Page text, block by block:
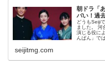
朝ドラ「
バい！過
どうもSeiji
ました。 河
演じる役に
んぱん」で
seijitmg.com